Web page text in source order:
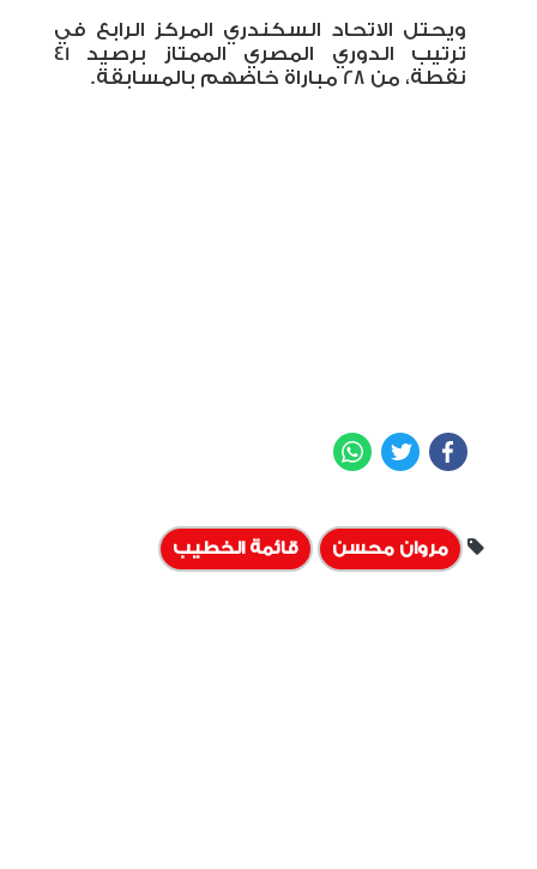
ويحتل الاتحاد السكندري المركز الرابع في
ترتيب الدوري المصري الممتاز برصيد 41
نقطة، من 28 مباراة خاضهم بالمسابقة.
Facebook
Twitter
مروان محسن قائمة الخطيب